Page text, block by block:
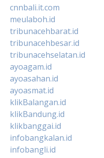
cnnbali.it.com
meulaboh.id
tribunacehbarat.id
tribunacehbesar.id
tribunacehselatan.id
ayoagam.id
ayoasahan.id
ayoasmat.id
klikBalangan.id
klikBandung.id
klikbanggai.id
infobangkalan.id
infobangli.id